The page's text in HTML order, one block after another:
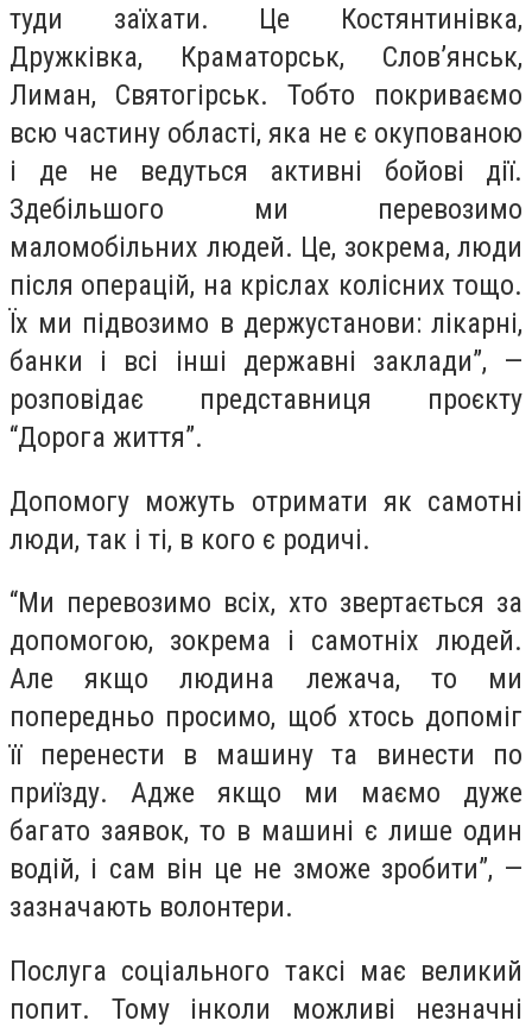
туди заїхати. Це Костянтинівка,
Дружківка, Краматорськ, Слов’янськ,
Лиман, Святогірськ. Тобто покриваємо
всю частину області, яка не є окупованою
і де не ведуться активні бойові дії.
Здебільшого ми перевозимо
маломобільних людей. Це, зокрема, люди
після операцій, на кріслах колісних тощо.
Їх ми підвозимо в держустанови: лікарні,
банки і всі інші державні заклади”, —
розповідає представниця проєкту
“Дорога життя”.
Допомогу можуть отримати як самотні
люди, так і ті, в кого є родичі.
“Ми перевозимо всіх, хто звертається за
допомогою, зокрема і самотніх людей.
Але якщо людина лежача, то ми
попередньо просимо, щоб хтось допоміг
її перенести в машину та винести по
приїзду. Адже якщо ми маємо дуже
багато заявок, то в машині є лише один
водій, і сам він це не зможе зробити”, —
зазначають волонтери.
Послуга соціального таксі має великий
попит. Тому інколи можливі незначні